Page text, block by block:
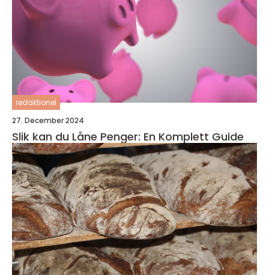
redaktionel
27. December 2024
Slik kan du Låne Penger: En Komplett Guide